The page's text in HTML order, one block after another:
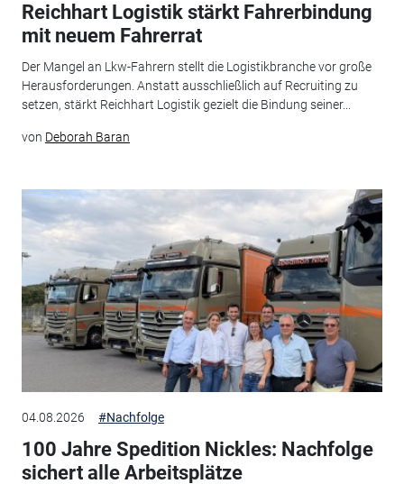
Reichhart Logistik stärkt Fahrerbindung
mit neuem Fahrerrat
Der Mangel an Lkw-Fahrern stellt die Logistikbranche vor große
Herausforderungen. Anstatt ausschließlich auf Recruiting zu
setzen, stärkt Reichhart Logistik gezielt die Bindung seiner...
von Deborah Baran
04.08.2026 #Nachfolge
100 Jahre Spedition Nickles: Nachfolge
sichert alle Arbeitsplätze